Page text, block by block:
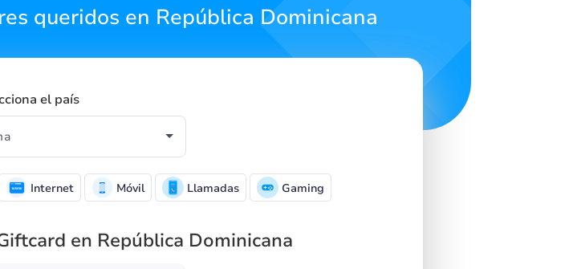
queridos en República Dominicana
el país
Internet Móvil Llamadas Gaming
en República Dominicana